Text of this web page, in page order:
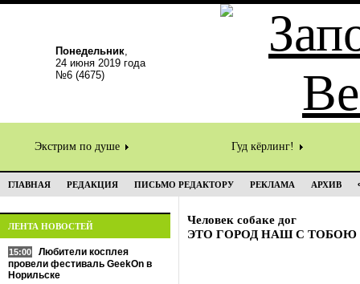
Понедельник,
24 июня 2019 года
№6 (4675)
Экстрим по душе Гуд кёрлинг!
ГЛАВНАЯ РЕДАКЦИЯ ПИСЬМО РЕДАКТОРУ РЕКЛАМА АРХИВ
ЛЕНТА НОВОСТЕЙ
15:00
Любители косплея
провели фестиваль GeekOn в
Норильске
Человек собаке дог
ЭТО ГОРОД НАШ С ТОБОЮ